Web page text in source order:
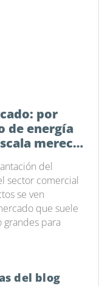
por
de energía
merece
del
sector comercial
se ven
que suele
grandes para
del blog